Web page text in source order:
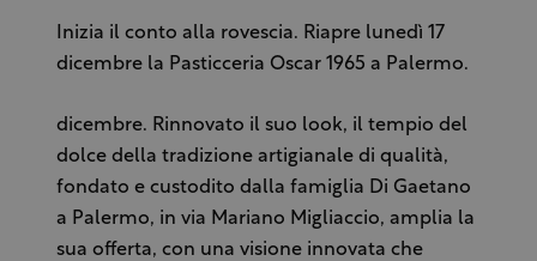
Inizia il conto alla rovescia. Riapre lunedì 17
dicembre la Pasticceria Oscar 1965 a Palermo.
dicembre. Rinnovato il suo look, il tempio del
dolce della tradizione artigianale di qualità,
fondato e custodito dalla famiglia Di Gaetano
a Palermo, in via Mariano Migliaccio, amplia la
sua offerta, con una visione innovata che